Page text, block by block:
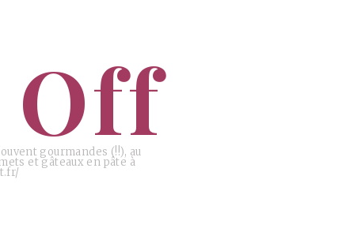
Off
gourmandes (!!), au
et gâteaux en pâte à